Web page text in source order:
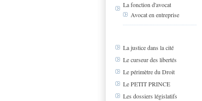
La fonction d'avocat
Avocat en entreprise
La justice dans la cité
Le curseur des libertés
Le périmètre du Droit
Le PETIT PRINCE
Les dossiers législatifs